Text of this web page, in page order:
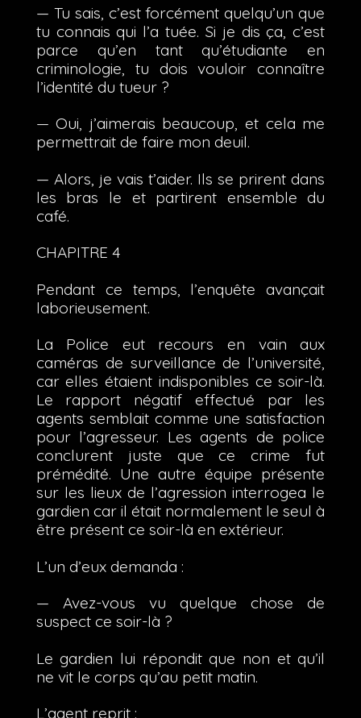
— Tu sais, c’est forcément quelqu’un que
tu connais qui l’a tuée. Si je dis ça, c’est
parce qu’en tant qu’étudiante en
criminologie, tu dois vouloir connaître
l’identité du tueur ?
— Oui, j’aimerais beaucoup, et cela me
permettrait de faire mon deuil.
— Alors, je vais t’aider. Ils se prirent dans
les bras le et partirent ensemble du
café.
CHAPITRE 4
Pendant ce temps, l’enquête avançait
laborieusement.
La Police eut recours en vain aux
caméras de surveillance de l’université,
car elles étaient indisponibles ce soir-là.
Le rapport négatif effectué par les
agents semblait comme une satisfaction
pour l’agresseur. Les agents de police
conclurent juste que ce crime fut
prémédité. Une autre équipe présente
sur les lieux de l’agression interrogea le
gardien car il était normalement le seul à
être présent ce soir-là en extérieur.
L’un d’eux demanda :
— Avez-vous vu quelque chose de
suspect ce soir-là ?
Le gardien lui répondit que non et qu’il
ne vit le corps qu’au petit matin.
L’agent reprit :